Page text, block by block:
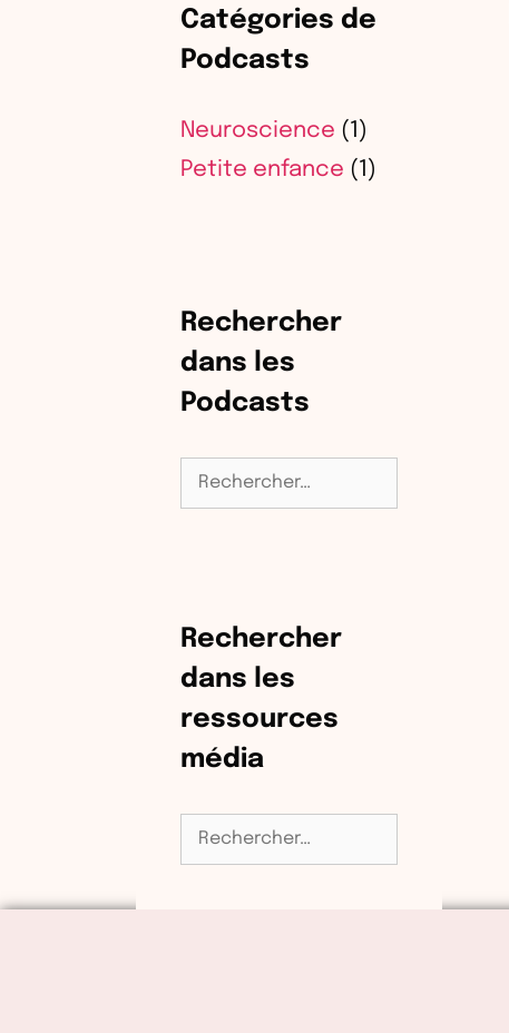
Catégories de
Podcasts
Neuroscience (1)
Petite enfance (1)
Rechercher
dans les
Podcasts
Rechercher :
Rechercher
dans les
ressources
média
Rechercher :